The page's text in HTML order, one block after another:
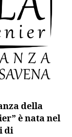
della
è nata nel
di